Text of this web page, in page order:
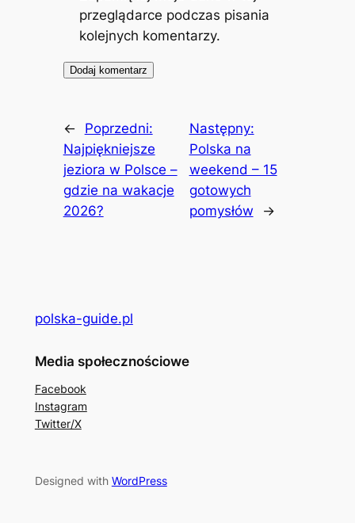
przeglądarce podczas pisania
kolejnych komentarzy.
←
Poprzedni:
Najpiękniejsze
jeziora w Polsce –
gdzie na wakacje
2026?
Następny:
Polska na
weekend – 15
gotowych
pomysłów
→
polska-guide.pl
Media społecznościowe
Facebook
Instagram
Twitter/X
Designed with WordPress